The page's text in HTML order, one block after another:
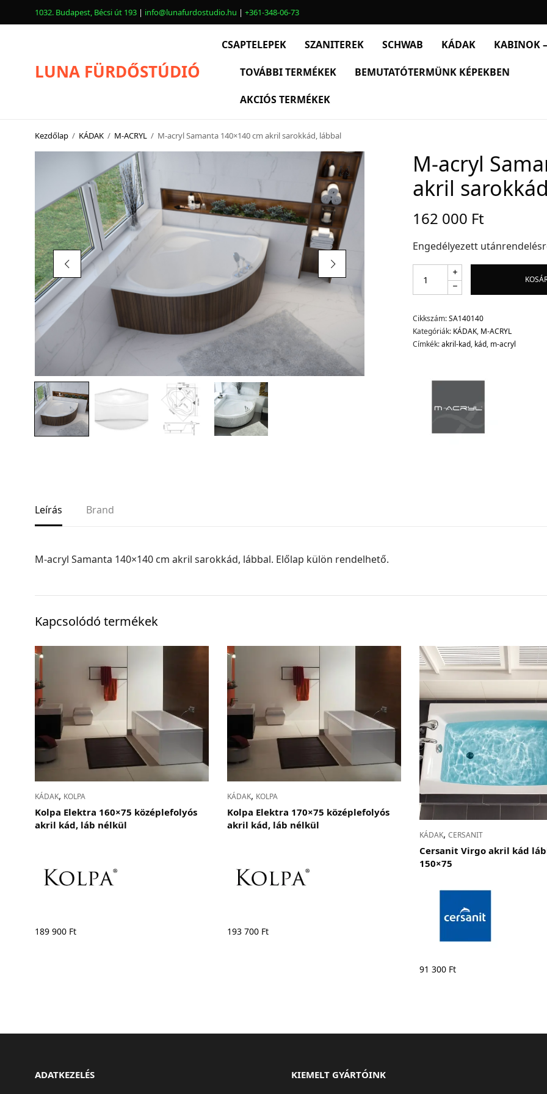
1032. Budapest, Bécsi út 193 | info@lunafurdostudio.hu | +361-348-06-73
LUNA FÜRDŐSTÚDIÓ
CSAPTELEPEK SZANITEREK SCHWAB KÁDAK KABINOK
TOVÁBBI TERMÉKEK BEMUTATÓTERMÜNK KÉPEKBEN
AKCIÓS TERMÉKEK
Kezdőlap / KÁDAK / M-ACRYL / M-acryl Samanta 140×140 cm akril sarokkád, lábbal
M-acryl
akril
162 000 Ft
Engedélyezett
Cikkszám:SA140140
Kategóriák: KÁDAK, M-ACRYL
Címkék:akril-kad, kád, m-acryl
Leírás Brand
M-acryl Samanta 140×140 cm akril sarokkád, lábbal. Előlap külön rendelhető.
Kapcsolódó termékek
KÁDAK, KOLPA
Kolpa Elektra 160×75 középlefolyós
akril kád, láb nélkül
189 900 Ft
KÁDAK, KOLPA
Kolpa Elektra 170×75 középlefolyós
akril kád, láb nélkül
193 700 Ft
KÁDAK, CERSANIT
Cersanit Virgo akril kád
150×75
91 300 Ft
ADATKEZELÉS KIEMELT GYÁRTÓINK
SZANITEREK
SCHWAB
KABINOK – TÁLCÁK
TOVÁBBI TERMÉKEK
BEMUTATÓTERMÜNK KÉPEKBEN
AKCIÓS TERMÉKEK
Adatvédelem
Általános Szerződési Feltételek
Szállítási információk
Copyright © 2021Premium WordPress Themes . All rights reserved.